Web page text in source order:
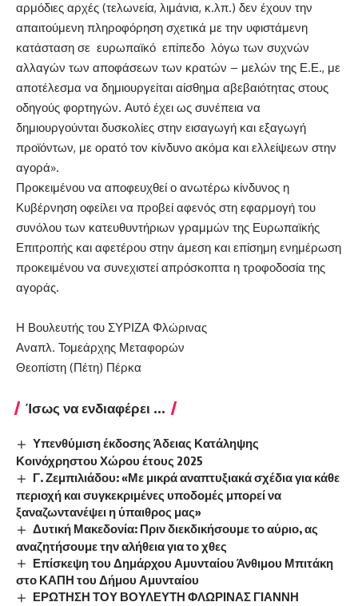
αρμόδιες αρχές (τελωνεία, λιμάνια, κ.λπ.) δεν έχουν την
απαιτούμενη πληροφόρηση σχετικά με την υφιστάμενη
κατάσταση σε ευρωπαϊκό επίπεδο λόγω των συχνών
αλλαγών των αποφάσεων των κρατών – μελών της Ε.Ε., με
αποτέλεσμα να δημιουργείται αίσθημα αβεβαιότητας στους
οδηγούς φορτηγών. Αυτό έχει ως συνέπεια να
δημιουργούνται δυσκολίες στην εισαγωγή και εξαγωγή
προϊόντων, με ορατό τον κίνδυνο ακόμα και ελλείψεων στην
αγορά».
Προκειμένου να αποφευχθεί ο ανωτέρω κίνδυνος η
Κυβέρνηση οφείλει να προβεί αφενός στη εφαρμογή του
συνόλου των κατευθυντήριων γραμμών της Ευρωπαϊκής
Επιτροπής και αφετέρου στην άμεση και επίσημη ενημέρωση
προκειμένου να συνεχιστεί απρόσκοπτα η τροφοδοσία της
αγοράς.
Η Βουλευτής του ΣΥΡΙΖΑ Φλώρινας
Αναπλ. Τομεάρχης Μεταφορών
Θεοπίστη (Πέτη) Πέρκα
Ίσως να ενδιαφέρει ...
Υπενθύμιση έκδοσης Άδειας Κατάληψης
Κοινόχρηστου Χώρου έτους 2025
Γ. Ζεμπιλιάδου: «Με μικρά αναπτυξιακά σχέδια για κάθε
περιοχή και συγκεκριμένες υποδομές μπορεί να
ξαναζωντανέψει η ύπαιθρος μας»
Δυτική Μακεδονία: Πριν διεκδικήσουμε το αύριο, ας
αναζητήσουμε την αλήθεια για το χθες
Επίσκεψη του Δημάρχου Αμυνταίου Άνθιμου Μπιτάκη
στο ΚΑΠΗ του Δήμου Αμυνταίου
ΕΡΩΤΗΣΗ ΤΟΥ ΒΟΥΛΕΥΤΗ ΦΛΩΡΙΝΑΣ ΓΙΑΝΝΗ